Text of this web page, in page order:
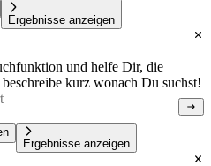
Ergebnisse anzeigen
und helfe Dir, die
kurz wonach Du suchst!
Ergebnisse anzeigen